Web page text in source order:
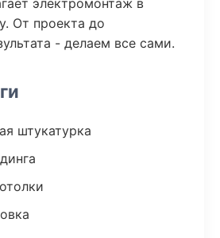
электромонтаж в
От проекта до
- делаем все сами.
штукатурка